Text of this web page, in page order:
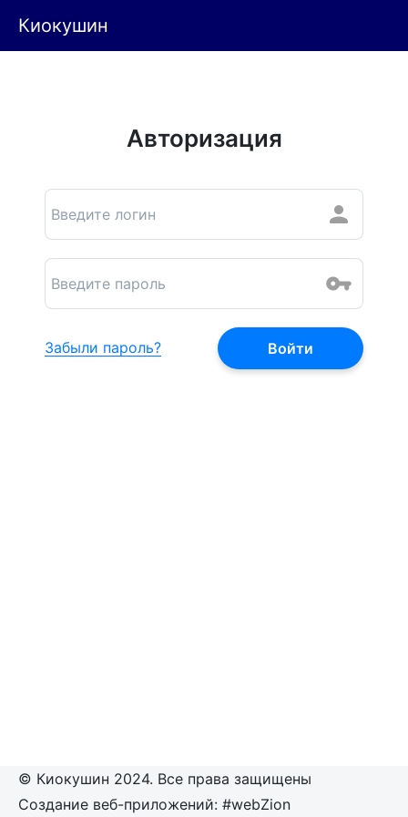
Киокушин
Авторизация
Забыли пароль?
© Киокушин 2024. Все права защищены
Создание веб-приложений: #webZion